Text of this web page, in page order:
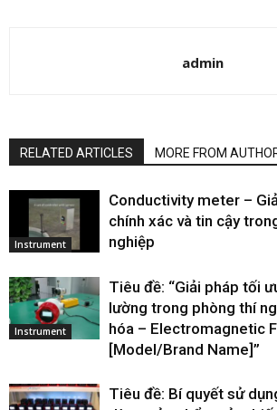
admin
RELATED ARTICLES MORE FROM
Instrument
Conductivity meter –
chính xác và tin cậy
nghiệp
Instrument
Tiêu đề: “Giải pháp tối
lường trong phòng thí
hóa – Electromagnetic
[Model/Brand Name]”
Tiêu đề: Bí quyết sử